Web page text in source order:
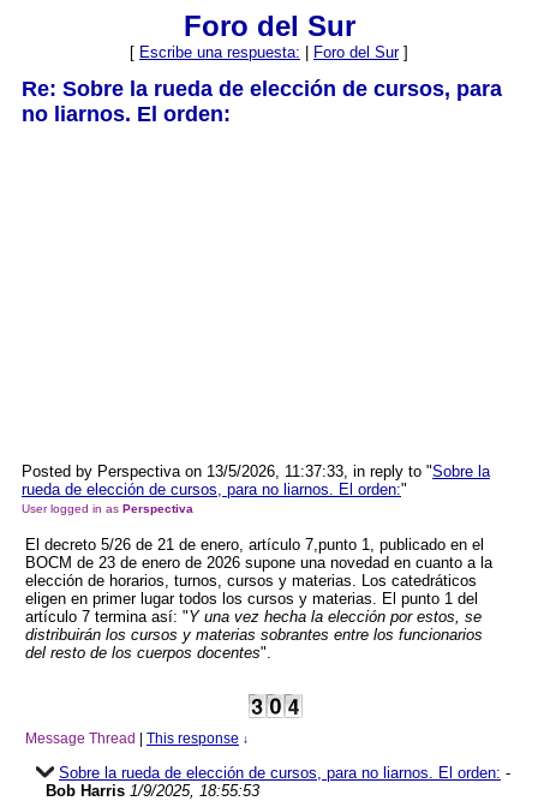
Foro del Sur
[ Escribe una respuesta: Foro del Sur]
Re: Sobre la rueda de elección de cursos, para
no liarnos. El orden:
Posted by Perspectiva on 13/5/2026, 11:37:33, in reply to "Sobre la
rueda de elección de cursos, para no liarnos. El orden:"
User logged in as Perspectiva
El decreto 5/26 de 21 de enero, artículo 7,punto 1, publicado en el
BOCM de 23 de enero de 2026 supone una novedad en cuanto a la
elección de horarios, turnos, cursos y materias. Los catedráticos
eligen en primer lugar todos los cursos y materias. El punto 1 del
artículo 7 termina así: "Y una vez hecha la elección por estos, se
distribuirán los cursos y materias sobrantes entre los funcionarios
del resto de los cuerpos docentes".
Message Thread This response ↓
Sobre la rueda de elección de cursos, para no liarnos. El orden: -
Bob Harris 1/9/2025, 18:55:53